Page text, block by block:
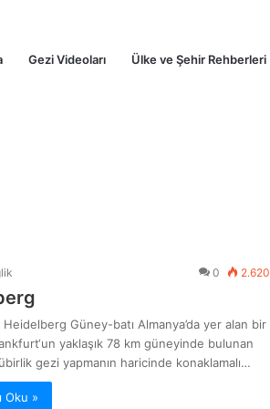
Gezi Videoları Ülke ve Şehir Rehberleri
0 2.620
Güney-batı Almanya’da yer alan bir
yaklaşık 78 km güneyinde bulunan
gezi yapmanın haricinde konaklamalı…
Oku »